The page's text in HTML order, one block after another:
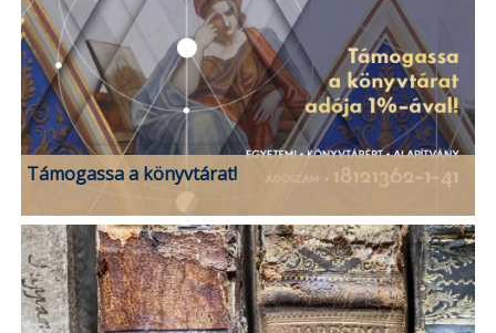
Támogassa a könyvtárat!